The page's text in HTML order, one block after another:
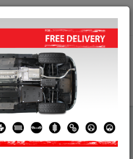
Renault Alaskan